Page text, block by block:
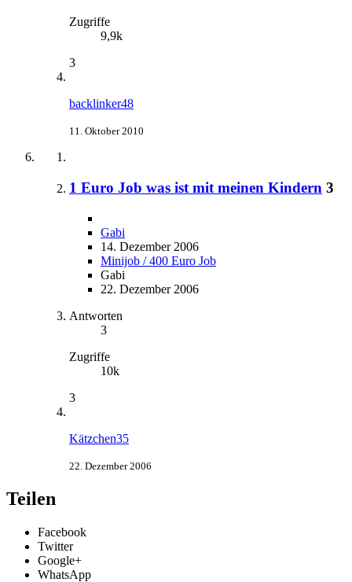
Zugriffe
9,9k
3
backlinker48
11. Oktober 2010
1 Euro Job was ist mit meinen Kindern 3
Gabi
14. Dezember 2006
Minijob / 400 Euro Job
Gabi
22. Dezember 2006
Antworten
3
Zugriffe
10k
3
Kätzchen35
22. Dezember 2006
Teilen
Facebook
Twitter
Google+
WhatsApp